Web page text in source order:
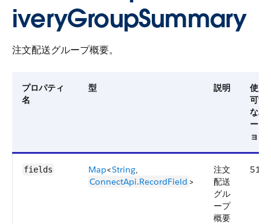
iveryGroupSummary
注文配送グループ概要。
プロパティ
名
型 説明
使用
可能
なバ
ージ
ョン
fields Map<String,
ConnectApi.RecordField >
注文
配送
グル
ープ
概要
51.0